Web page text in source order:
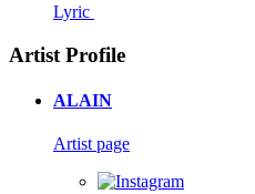
Lyric
Artist Profile
ALAIN
Artist page